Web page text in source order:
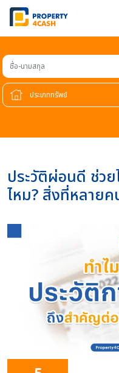
ชื่อ-นามสกุล
ประวัติผ่อนดี ช่ว
ไหม? สิ่งที่หลาย